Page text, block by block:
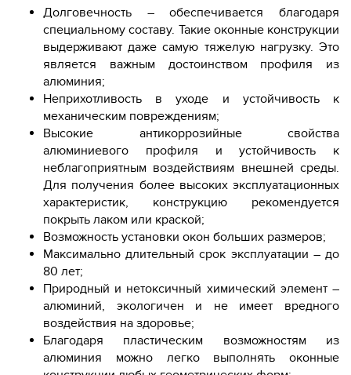
Долговечность – обеспечивается благодаря
специальному составу. Такие оконные конструкции
выдерживают даже самую тяжелую нагрузку. Это
является важным достоинством профиля из
алюминия;
Неприхотливость в уходе и устойчивость к
механическим повреждениям;
Высокие антикоррозийные свойства
алюминиевого профиля и устойчивость к
неблагоприятным воздействиям внешней среды.
Для получения более высоких эксплуатационных
характеристик, конструкцию рекомендуется
покрыть лаком или краской;
Возможность установки окон больших размеров;
Максимально длительный срок эксплуатации – до
80 лет;
Природный и нетоксичный химический элемент –
алюминий, экологичен и не имеет вредного
воздействия на здоровье;
Благодаря пластическим возможностям из
алюминия можно легко выполнять оконные